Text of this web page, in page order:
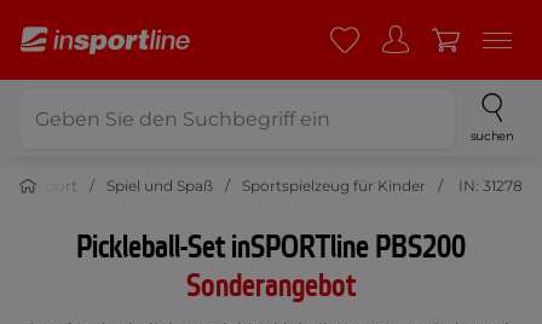
suchen
Sport Spiel und Spaß Sportspielzeug für Kinder IN: 31278
Pickleball-Set inSPORTline PBS200
Sonderangebot